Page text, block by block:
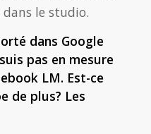
le studio.
dans Google
pas en mesure
LM. Est-ce
de plus? Les